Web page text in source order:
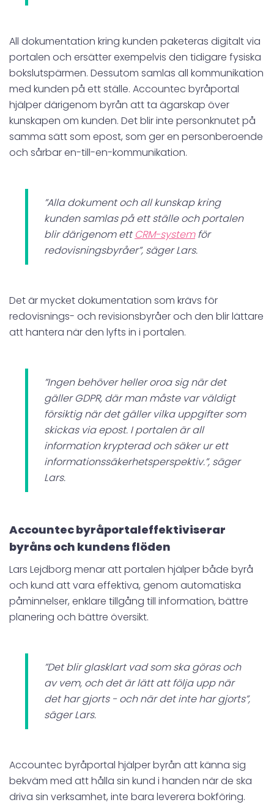
All dokumentation kring kunden paketeras digitalt via
portalen och ersätter exempelvis den tidigare fysiska
bokslutspärmen. Dessutom samlas all kommunikation
med kunden på ett ställe. Accountec byråportal
hjälper därigenom byrån att ta ägarskap över
kunskapen om kunden. Det blir inte personknutet på
samma sätt som epost, som ger en personberoende
och sårbar en-till-en-kommunikation.
”Alla dokument och all kunskap kring
kunden samlas på ett ställe och portalen
blir därigenom ettCRM-systemför
redovisningsbyråer”, säger Lars.
Det är mycket dokumentation som krävs för
redovisnings- och revisionsbyråer och den blir lättare
att hantera när den lyfts in i portalen.
”Ingen behöver heller oroa sig när det
gäller GDPR, där man måste var väldigt
försiktig när det gäller vilka uppgifter som
skickas via epost. I portalen är all
information krypterad och säker ur ett
informationssäkerhetsperspektiv.”, säger
Lars.
Accountec byråportaleffektiviserar
byråns och kundens flöden
Lars Lejdborg menar att portalen hjälper både byrå
och kund att vara effektiva, genom automatiska
påminnelser, enklare tillgång till information, bättre
planering och bättre översikt.
”Det blir glasklart vad som ska göras och
av vem, och det är lätt att följa upp när
det har gjorts - och när det inte har gjorts”,
säger Lars.
Accountec byråportal hjälper byrån att känna sig
bekväm med att hålla sin kund i handen när de ska
driva sin verksamhet, inte bara leverera bokföring.